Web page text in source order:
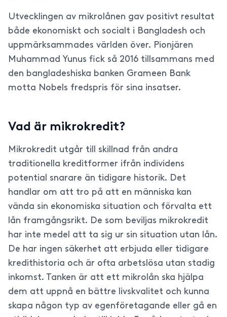
Utvecklingen av mikrolånen gav positivt resultat
både ekonomiskt och socialt i Bangladesh och
uppmärksammades världen över. Pionjären
Muhammad Yunus fick så 2016 tillsammans med
den bangladeshiska banken Grameen Bank
motta Nobels fredspris för sina insatser.
Vad är mikrokredit?
Mikrokredit utgår till skillnad från andra
traditionella kreditformer ifrån individens
potential snarare än tidigare historik. Det
handlar om att tro på att en människa kan
vända sin ekonomiska situation och förvalta ett
lån framgångsrikt. De som beviljas mikrokredit
har inte medel att ta sig ur sin situation utan lån.
De har ingen säkerhet att erbjuda eller tidigare
kredithistoria och är ofta arbetslösa utan stadig
inkomst. Tanken är att ett mikrolån ska hjälpa
dem att uppnå en bättre livskvalitet och kunna
skapa någon typ av egenföretagande eller gå en